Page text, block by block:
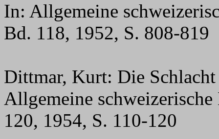
In: Allgemeine
Bd. 118, 1952, S. 808-819
Dittmar, Kurt: Die
Allgemeine
120, 1954, S. 110-120